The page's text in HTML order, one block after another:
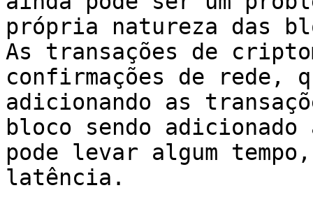
própria natureza das
As transações de
confirmações de rede,
adicionando as
bloco sendo
pode levar algum
latência.